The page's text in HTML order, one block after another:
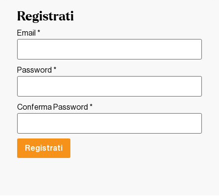
Registrati
Email *
Password *
Conferma Password *
Registrati